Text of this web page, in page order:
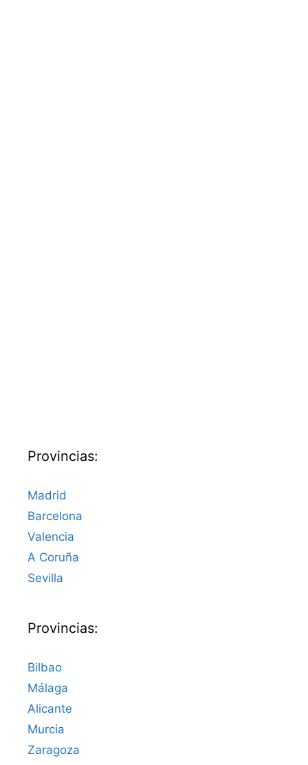
Provincias:
Madrid
Barcelona
Valencia
A Coruña
Sevilla
Provincias:
Bilbao
Málaga
Alicante
Murcia
Zaragoza